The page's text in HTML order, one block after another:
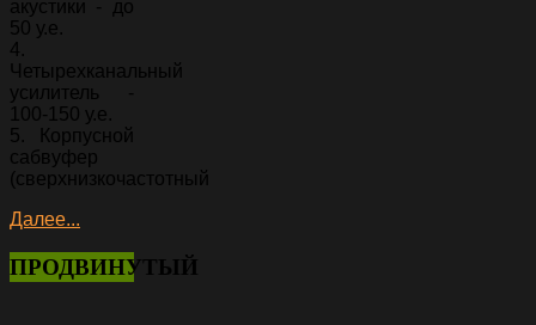
акустики - до
50 у.е.
4.
Четырехканальный
усилитель -
100-150 у.е.
5. Корпусной
сабвуфер
(сверхнизкочастотный
Далее...
ПРОДВИНУТЫЙ